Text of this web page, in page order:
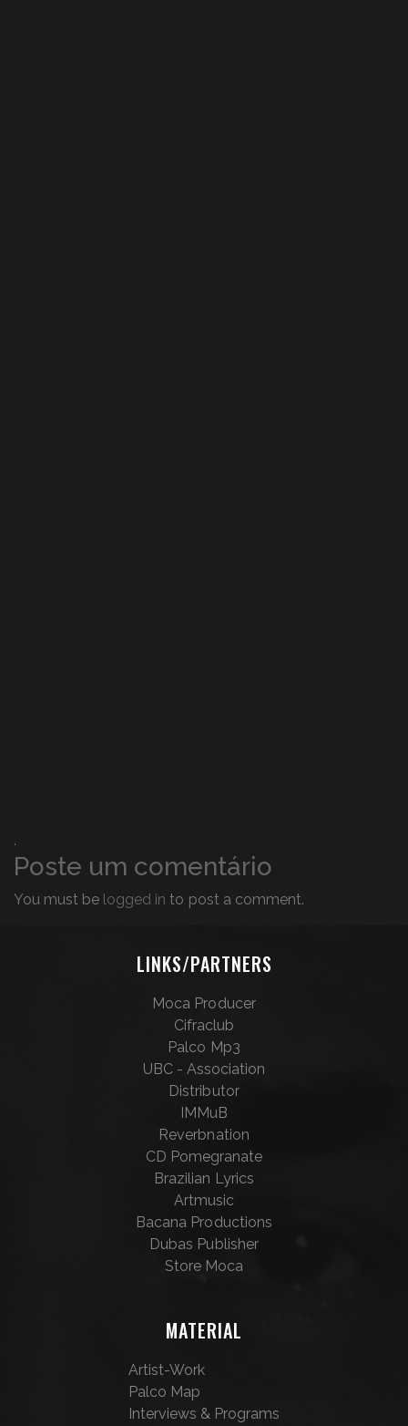
.
Poste um comentário
You must be logged in to post a comment.
LINKS/PARTNERS
Moca Producer
Cifraclub
Palco Mp3
UBC - Association
Distributor
IMMuB
Reverbnation
CD Pomegranate
Brazilian Lyrics
Artmusic
Bacana Productions
Dubas Publisher
Store Moca
MATERIAL
Artist-Work
Palco Map
Interviews & Programs